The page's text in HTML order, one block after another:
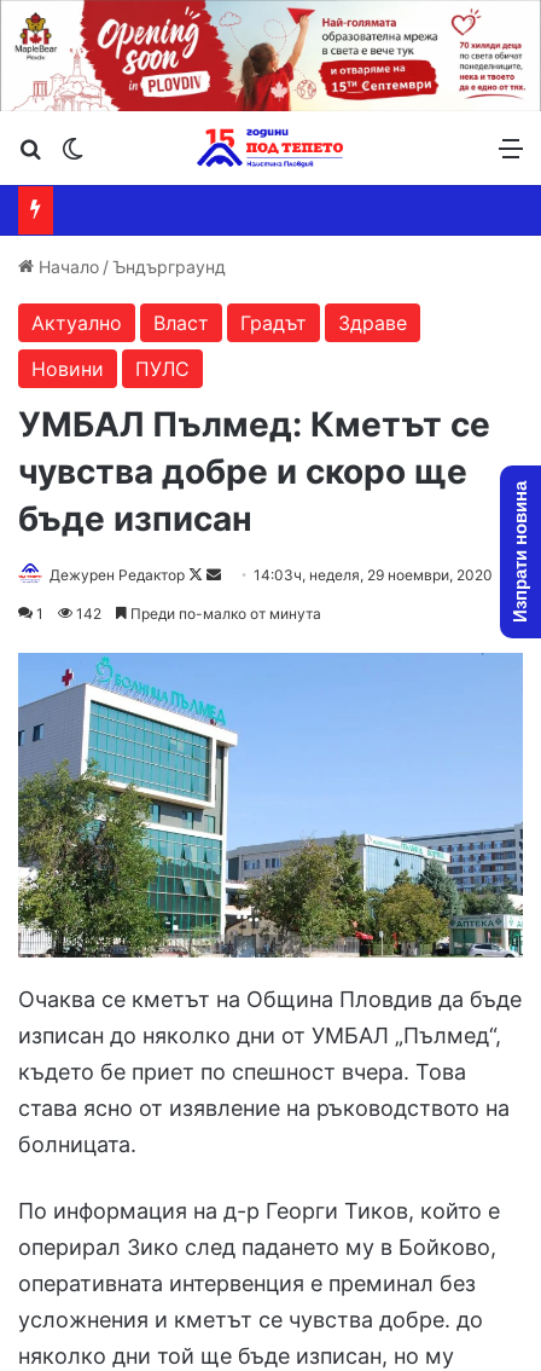
Търсене ...
Начало /Ъндърграунд
Актуално Власт Градът
Здраве
Новини
ПУЛС
УМБАЛ Пълмед: Кметът се
чувства добре и скоро ще
бъде изписан
Дежурен Редактор
F
w
o
n
X
n
e
m
a
i
l
14:03ч, неделя, 29 ноември, 2020
1 142 Преди по-малко от минута
Очаква се кметът на Община Пловдив да бъде
изписан до няколко дни от УМБАЛ „Пълмед“,
където бе приет по спешност вчера. Това
става ясно от изявление на ръководството на
болницата.
По информация на д-р Георги Тиков, който е
оперирал Зико след падането му в Бойково,
оперативната интервенция е преминал без
усложнения и кметът се чувства добре. до
няколко дни той ще бъде изписан, но му
Изпрати новина